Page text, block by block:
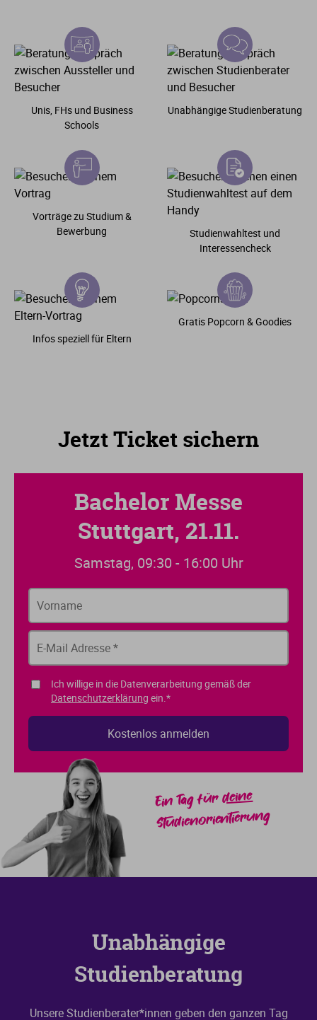
Unis, FHs und Business
Schools
Unabhängige Studienberatung
Vorträge zu Studium &
Bewerbung
Studienwahltest und
Interessencheck
Infos speziell für Eltern
Gratis Popcorn & Goodies
Jetzt Ticket sichern
Bachelor Messe
Stuttgart, 21.11.
Samstag, 09:30 - 16:00 Uhr
Ich willige in die Datenverarbeitung gemäß der
Datenschutzerklärung ein.*
Ein Tag fürdeine
Studienorientierung
Unabhängige
Studienberatung
Unsere Studienberater*innen geben den ganzen Tag